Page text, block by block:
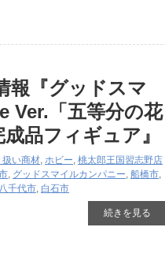
報『グッドスマ
​Ver.​「五等分の花
品フィギュア』
扱い商材, ホビー, 桃太郎王国習志野店
, グッドスマイルカンパニー, 船橋市,
八千代市, 白石市
続きを見る